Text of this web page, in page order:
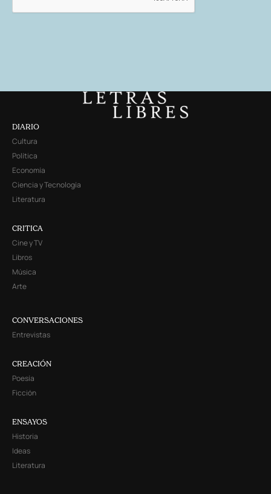
DIARIO
Cultura
Política
Economía
Ciencia y Tecnología
Literatura
CRITICA
Cine y TV
Libros
Música
Arte
CONVERSACIONES
Entrevistas
CREACIÓN
Poesía
Ficción
ENSAYOS
Historia
Ideas
Literatura